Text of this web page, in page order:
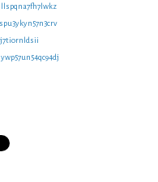
llspqna7fh7lwkz
ywp57un54qc94dj